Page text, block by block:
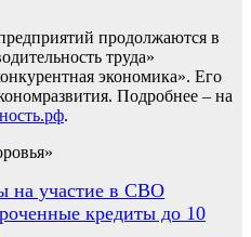
продолжаются в
труда»
экономика». Его
Подробнее – на
.
на участие в СВО
кредиты до 10